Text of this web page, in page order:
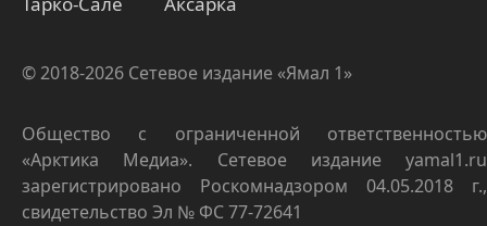
© 2018-2026 Сетевое издание «Ямал 1»
Общество с ограниченной ответственностью
«Арктика Медиа». Сетевое издание yamal1.ru
зарегистрировано Роскомнадзором 04.05.2018 г.,
свидетельство Эл № ФС 77-72641